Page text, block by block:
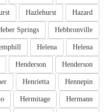
Hazard
Hazlehurst
Hebbronville
Springs
Helena
Helena
Henderson
Henderson
Hennepin
Henrietta
Hermann
Hermitage